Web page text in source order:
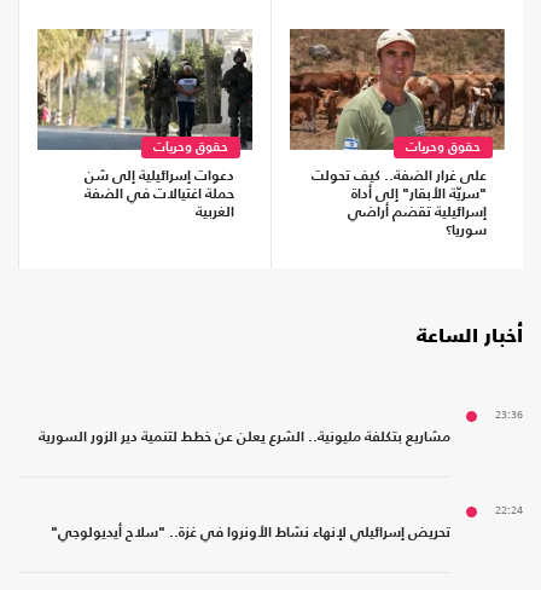
حقوق وحريات
على غرار الضفة.. كيف تحولت
"سريّة الأبقار" إلى أداة
إسرائيلية تقضم أراضي
سوريا؟
حقوق وحريات
دعوات إسرائيلية إلى شن
حملة اغتيالات في الضفة
الغربية
أخبار الساعة
23:36
مشاريع بتكلفة مليونية.. الشرع يعلن عن خطط لتنمية دير الزور السورية
22:24
تحريض إسرائيلي لإنهاء نشاط الأونروا في غزة.. "سلاح أيديولوجي"